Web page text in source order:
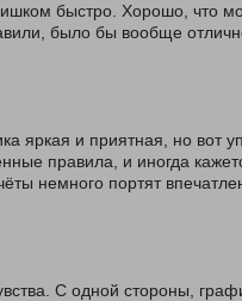
быстро. Хорошо, что
было бы вообще
яркая и приятная, но вот
правила, и иногда
немного портят
С одной стороны,